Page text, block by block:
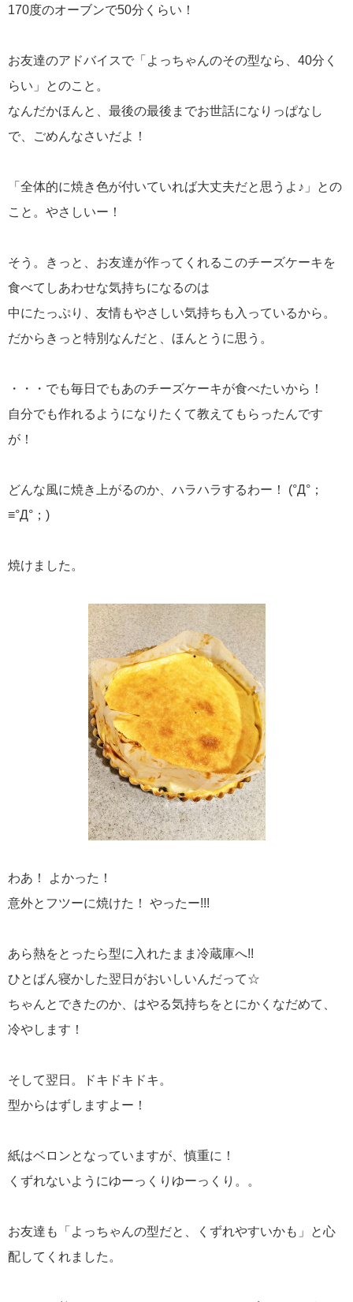
170度のオーブンで50分くらい！
お友達のアドバイスで「よっちゃんのその型なら、40分く
らい」とのこと。
なんだかほんと、最後の最後までお世話になりっぱなし
で、ごめんなさいだよ！
「全体的に焼き色が付いていれば大丈夫だと思うよ♪」との
こと。やさしいー！
そう。きっと、お友達が作ってくれるこのチーズケーキを
食べてしあわせな気持ちになるのは
中にたっぷり、友情もやさしい気持ちも入っているから。
だからきっと特別なんだと、ほんとうに思う。
・・・でも毎日でもあのチーズケーキが食べたいから！
自分でも作れるようになりたくて教えてもらったんです
が！
どんな風に焼き上がるのか、ハラハラするわー！ (°Д°；
≡°Д°；)
焼けました。
わあ！ よかった！
意外とフツーに焼けた！ やったー!!!
あら熱をとったら型に入れたまま冷蔵庫へ!!
ひとばん寝かした翌日がおいしいんだって☆
ちゃんとできたのか、はやる気持ちをとにかくなだめて、
冷やします！
そして翌日。ドキドキドキ。
型からはずしますよー！
紙はベロンとなっていますが、慎重に！
くずれないようにゆーっくりゆーっくり。。
お友達も「よっちゃんの型だと、くずれやすいかも」と心
配してくれました。